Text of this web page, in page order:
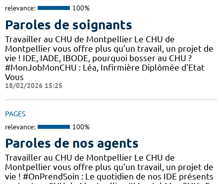
relevance: 100%
Paroles de soignants
Travailler au CHU de Montpellier Le CHU de
Montpellier vous offre plus qu’un travail, un projet de
vie ! IDE, IADE, IBODE, pourquoi bosser au CHU ?
#MonJobMonCHU : Léa, Infirmière Diplômée d'Etat
Vous
18/02/2026 15:25
PAGES
relevance: 100%
Paroles de nos agents
Travailler au CHU de Montpellier Le CHU de
Montpellier vous offre plus qu’un travail, un projet de
vie ! #OnPrendSoin : Le quotidien de nos IDE présents